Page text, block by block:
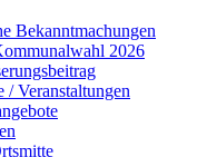
Bekanntmachungen
2026
/ Veranstaltungen